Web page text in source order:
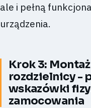
ale i pełną
urządzenia.
Krok 3:
rozdzielnicy -
wskazówki
zamocowania